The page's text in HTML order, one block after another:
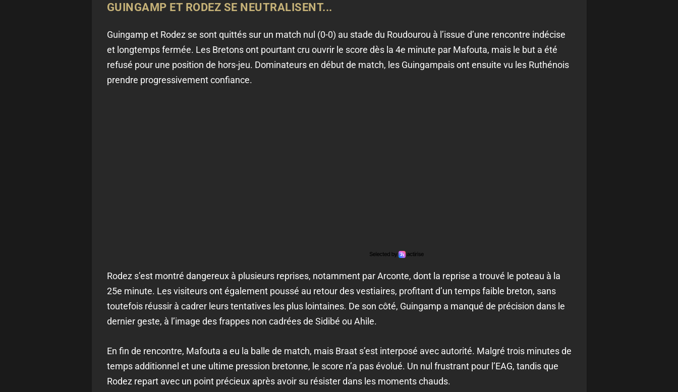
GUINGAMP ET RODEZ SE NEUTRALISENT...
Guingamp et Rodez se sont quittés sur un match nul (0-0) au stade du Roudourou à l’issue d’une rencontre indécise
et longtemps fermée. Les Bretons ont pourtant cru ouvrir le score dès la 4e minute par Mafouta, mais le but a été
refusé pour une position de hors-jeu. Dominateurs en début de match, les Guingampais ont ensuite vu les Ruthénois
prendre progressivement confiance.
Rodez s’est montré dangereux à plusieurs reprises, notamment par Arconte, dont la reprise a trouvé le poteau à la
25e minute. Les visiteurs ont également poussé au retour des vestiaires, profitant d’un temps faible breton, sans
toutefois réussir à cadrer leurs tentatives les plus lointaines. De son côté, Guingamp a manqué de précision dans le
dernier geste, à l’image des frappes non cadrées de Sidibé ou Ahile.
En fin de rencontre, Mafouta a eu la balle de match, mais Braat s’est interposé avec autorité. Malgré trois minutes de
temps additionnel et une ultime pression bretonne, le score n’a pas évolué. Un nul frustrant pour l’EAG, tandis que
Rodez repart avec un point précieux après avoir su résister dans les moments chauds.